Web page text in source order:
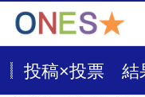
投稿×投票 結